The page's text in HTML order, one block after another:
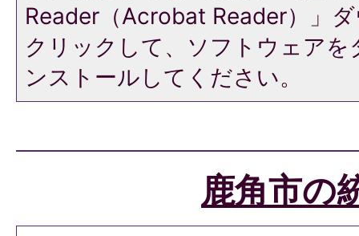
Reader（Acrobat Reader）」
クリックして、ソフトウェア
ンストールしてください。
鹿角市の